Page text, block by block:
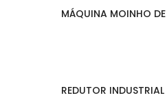
MÁQUINA MOINHO
REDUTOR